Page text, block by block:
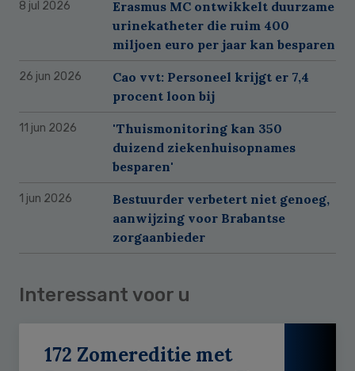
8 jul 2026
Erasmus MC ontwikkelt duurzame
urinekatheter die ruim 400
miljoen euro per jaar kan besparen
26 jun 2026
Cao vvt: Personeel krijgt er 7,4
procent loon bij
11 jun 2026
'Thuismonitoring kan 350
duizend ziekenhuisopnames
besparen'
1 jun 2026
Bestuurder verbetert niet genoeg,
aanwijzing voor Brabantse
zorgaanbieder
Interessant voor u
172 Zomereditie met